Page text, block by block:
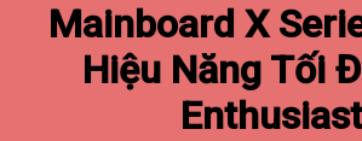
Mainboard X
Hiệu Năng Tối
Enthusiast